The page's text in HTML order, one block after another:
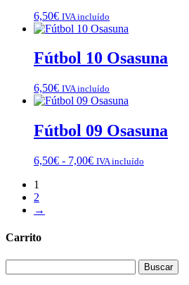
7,00€
6,50€ IVA incluído
Fútbol 10 Osasuna
6,50€ IVA incluído
Fútbol 09 Osasuna
6,50€ - 7,00€Rango
IVA incluído
1
2
→
Carrito